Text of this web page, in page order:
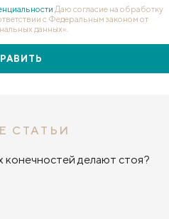
Даю согласие на обработку
с Федеральным законом от
данных».
СТАТЬИ